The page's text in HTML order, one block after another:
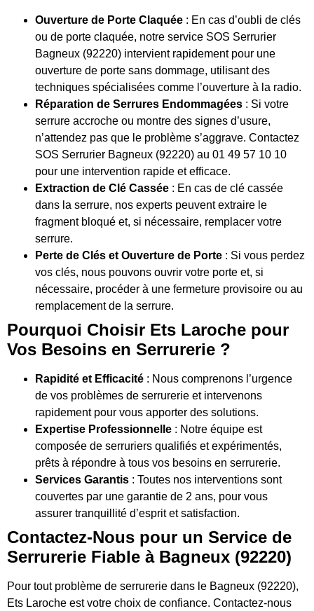
Ouverture de Porte Claquée : En cas d’oubli de clés
ou de porte claquée, notre service SOS Serrurier
Bagneux (92220) intervient rapidement pour une
ouverture de porte sans dommage, utilisant des
techniques spécialisées comme l’ouverture à la radio.
Réparation de Serrures Endommagées : Si votre
serrure accroche ou montre des signes d’usure,
n’attendez pas que le problème s’aggrave. Contactez
SOS Serrurier Bagneux (92220) au 01 49 57 10 10
pour une intervention rapide et efficace.
Extraction de Clé Cassée : En cas de clé cassée
dans la serrure, nos experts peuvent extraire le
fragment bloqué et, si nécessaire, remplacer votre
serrure.
Perte de Clés et Ouverture de Porte : Si vous perdez
vos clés, nous pouvons ouvrir votre porte et, si
nécessaire, procéder à une fermeture provisoire ou au
remplacement de la serrure.
Pourquoi Choisir Ets Laroche pour
Vos Besoins en Serrurerie ?
Rapidité et Efficacité : Nous comprenons l’urgence
de vos problèmes de serrurerie et intervenons
rapidement pour vous apporter des solutions.
Expertise Professionnelle : Notre équipe est
composée de serruriers qualifiés et expérimentés,
prêts à répondre à tous vos besoins en serrurerie.
Services Garantis : Toutes nos interventions sont
couvertes par une garantie de 2 ans, pour vous
assurer tranquillité d’esprit et satisfaction.
Contactez-Nous pour un Service de
Serrurerie Fiable à Bagneux (92220)
Pour tout problème de serrurerie dans le Bagneux (92220),
Ets Laroche est votre choix de confiance. Contactez-nous